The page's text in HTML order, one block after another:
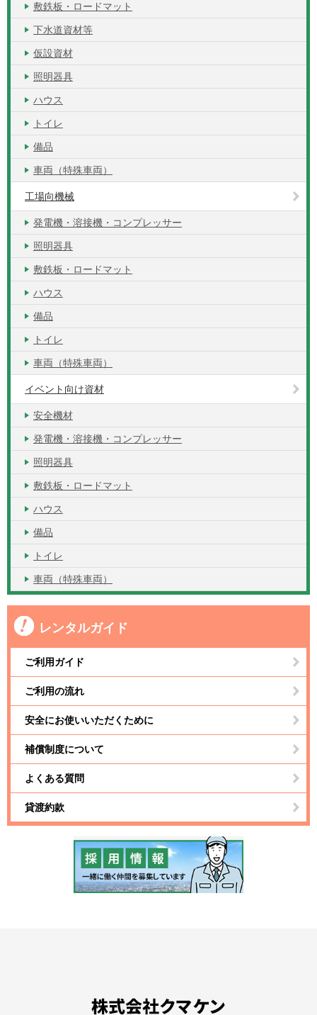
敷鉄板・ロードマット
下水道資材等
仮設資材
照明器具
ハウス
トイレ
備品
車両（特殊車両）
工場向機械
発電機・溶接機・コンプレッサー
照明器具
敷鉄板・ロードマット
ハウス
備品
トイレ
車両（特殊車両）
イベント向け資材
安全機材
発電機・溶接機・コンプレッサー
照明器具
敷鉄板・ロードマット
ハウス
備品
トイレ
車両（特殊車両）
レンタルガイド
ご利用ガイド
ご利用の流れ
安全にお使いいただくために
補償制度について
よくある質問
貸渡約款